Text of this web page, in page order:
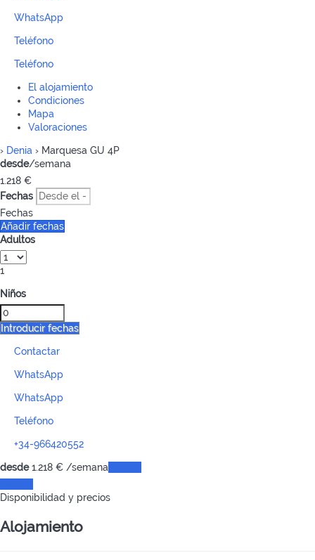
WhatsApp
Teléfono
Teléfono
El alojamiento
Condiciones
Mapa
Valoraciones
› Denia › Marquesa GU 4P
desde/semana
1.218 €
Fechas
Fechas
Añadir fechas
Adultos
1
Niños
Introducir fechas
Contactar
WhatsApp
WhatsApp
Teléfono
+34-966420552
desde1.218 € /semana
Disponibilidad y precios
Alojamiento